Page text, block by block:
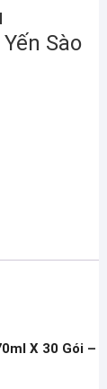
Sào
X 30 Gói –